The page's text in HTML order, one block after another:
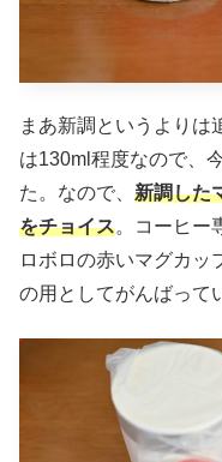
まあ新調というよりは
は130ml程度なので、
た。なので、 新調した
をチョイス。コーヒー
ロボロの赤いマグカッ
の用としてがんばって